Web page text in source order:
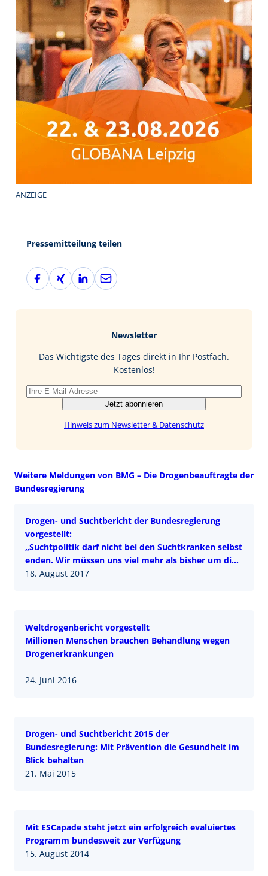
ANZEIGE
Pressemitteilung teilen
F
a
X
i
L
i
I
E
-
Newsletter
Das Wichtigste des Tages direkt in Ihr Postfach.
Kostenlos!
Jetzt abonnieren
Hinweis zum Newsletter & Datenschutz
Weitere Meldungen von BMG – Die Drogenbeauftragte der
Bundesregierung
Drogen- und Suchtbericht der Bundesregierung
vorgestellt:
„Suchtpolitik darf nicht bei den Suchtkranken selbst
enden. Wir müssen uns viel mehr als bisher um die
Kinder suchtkranker Menschen kümmern“
18. August 2017
Weltdrogenbericht vorgestellt
Millionen Menschen brauchen Behandlung wegen
Drogenerkrankungen
24. Juni 2016
Drogen- und Suchtbericht 2015 der
Bundesregierung: Mit Prävention die Gesundheit im
Blick behalten
21. Mai 2015
Mit ESCapade steht jetzt ein erfolgreich evaluiertes
Programm bundesweit zur Verfügung
15. August 2014